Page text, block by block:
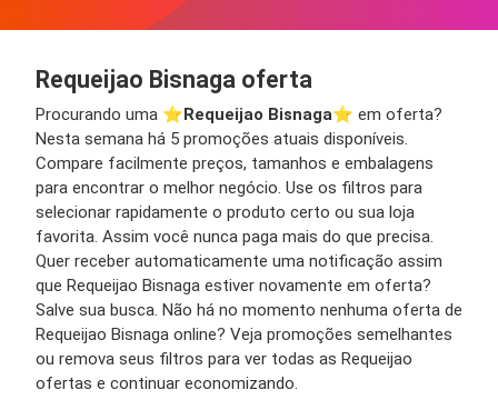
Requeijao Bisnaga oferta
Procurando uma ⭐️Requeijao Bisnaga⭐️ em oferta?
Nesta semana há 5 promoções atuais disponíveis.
Compare facilmente preços, tamanhos e embalagens
para encontrar o melhor negócio. Use os filtros para
selecionar rapidamente o produto certo ou sua loja
favorita. Assim você nunca paga mais do que precisa.
Quer receber automaticamente uma notificação assim
que Requeijao Bisnaga estiver novamente em oferta?
Salve sua busca. Não há no momento nenhuma oferta de
Requeijao Bisnaga online? Veja promoções semelhantes
ou remova seus filtros para ver todas as Requeijao
ofertas e continuar economizando.